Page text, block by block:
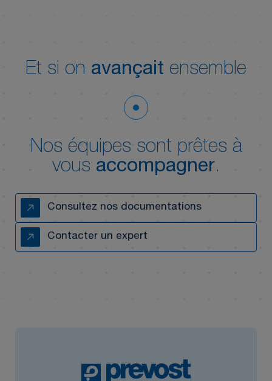
Et si on avançait ensemble
Nos équipes sont prêtes à
vous accompagner.
Consultez nos documentations
Contacter un expert